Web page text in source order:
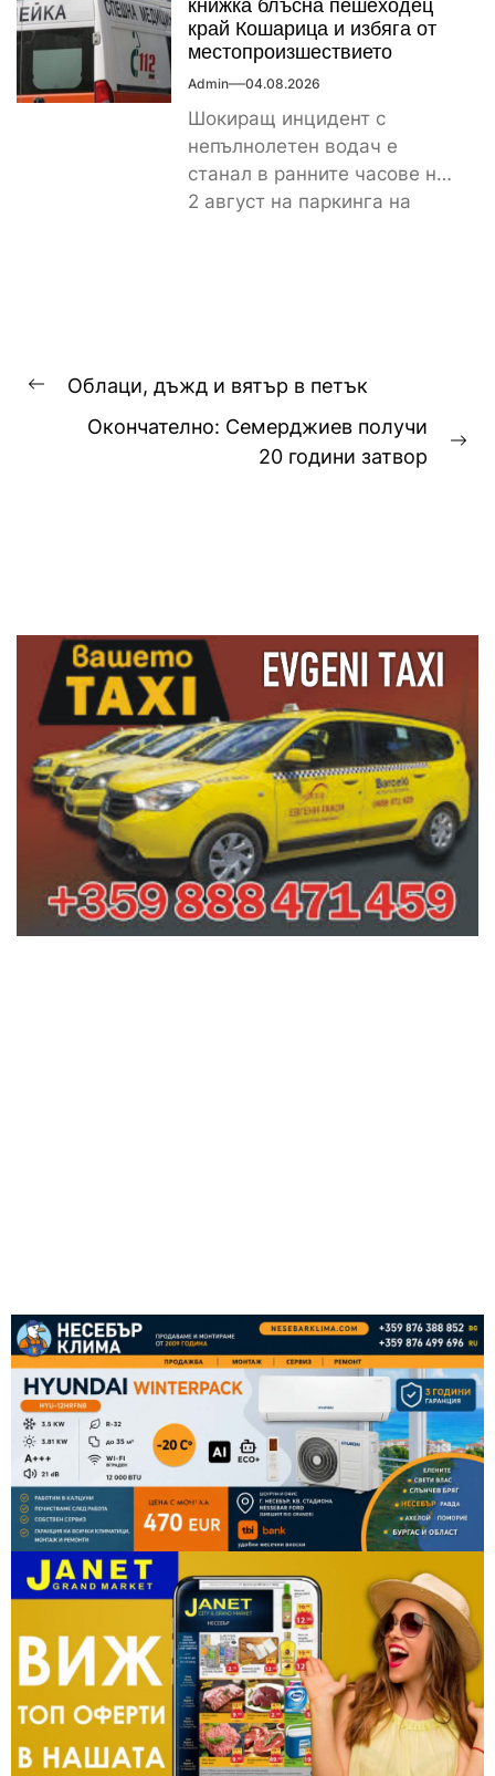
край Кошарица и избяга от
местопроизшествието
Admin 04.08.2026
Шокиращ инцидент с
непълнолетен водач е
станал в ранните часове на
2 август на паркинга на
Навигация
Previous
Oблаци, дъжд и вятър в петък
Окончателно: Семерджиев получи
20 години затвор